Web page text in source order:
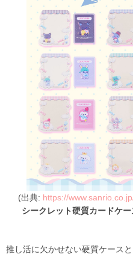
(出典: https://
シークレット硬質カードケ
推し活に欠かせない硬質ケース